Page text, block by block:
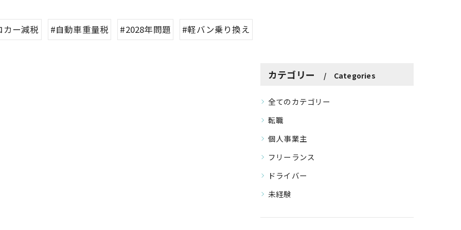
カー減税 #自動車重量税 #2028年問題 #軽バン乗り換え
カテゴリー Categories
全てのカテゴリー
転職
個人事業主
フリーランス
ドライバー
未経験